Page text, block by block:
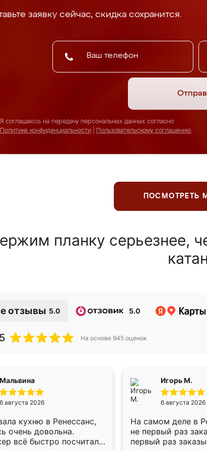
заявку сейчас, скидка сохранится.
Я соглашаюсь на передачу персональных данных согласно
Политике конфиденциальности
Пользовательскому соглашению
ПОСМОТРЕТЬ
планку серьезнее,
отзывы 5.0 5.0
На основе 945 оценок
Мальвина
6 августа 2026
кухню в Ренессанс,
очень довольна.
всё быстро посчитала,
Игорь М.
6 августа 2026
На самом деле в
не первый раз
первый раз